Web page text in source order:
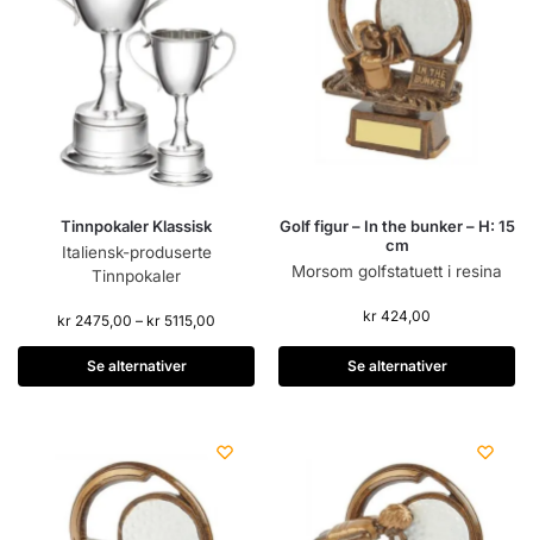
Tinnpokaler Klassisk
Italiensk-produserte
Tinnpokaler
kr 2475,00 – kr 5115,00
Se alternativer
Golf figur – In the bunker – H: 15
cm
Morsom golfstatuett i resina
kr 424,00
Se alternativer